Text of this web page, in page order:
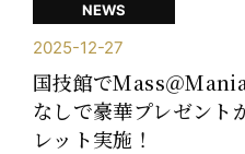
NEWS
2025-12-27
国技館でMass＠
なしで豪華プレゼント
レット実施！